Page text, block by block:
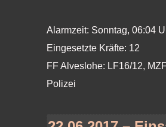
Alarmzeit: Sonntag, 06:04
Eingesetzte Kräfte: 12
FF Alveslohe: LF16/12,
Polizei